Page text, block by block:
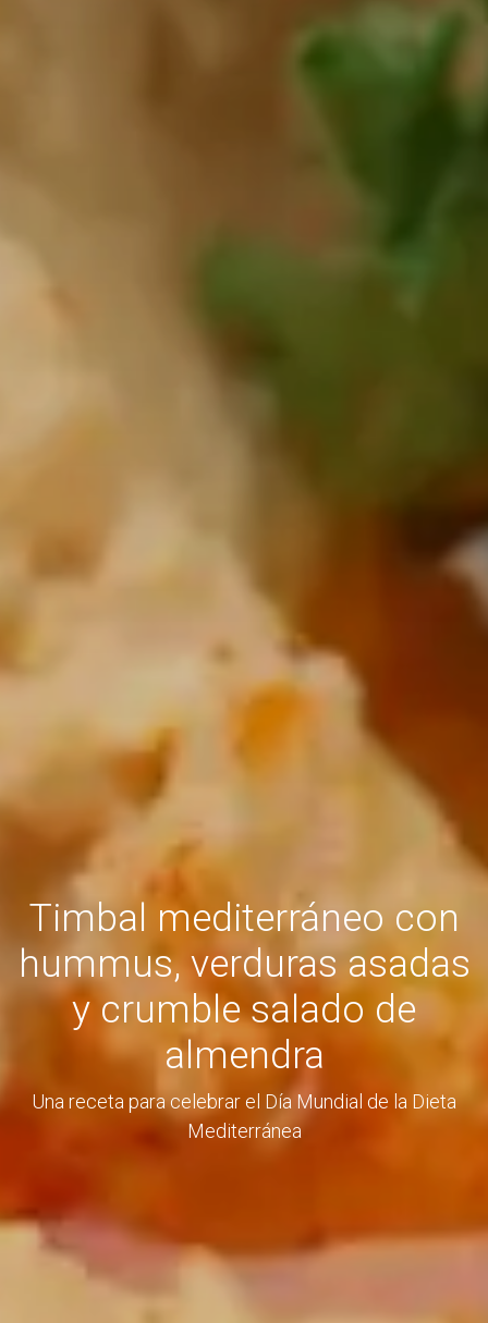
Timbal mediterráneo con
hummus, verduras asadas
y crumble salado de
almendra
Una receta para celebrar el Día Mundial de la Dieta
Mediterránea